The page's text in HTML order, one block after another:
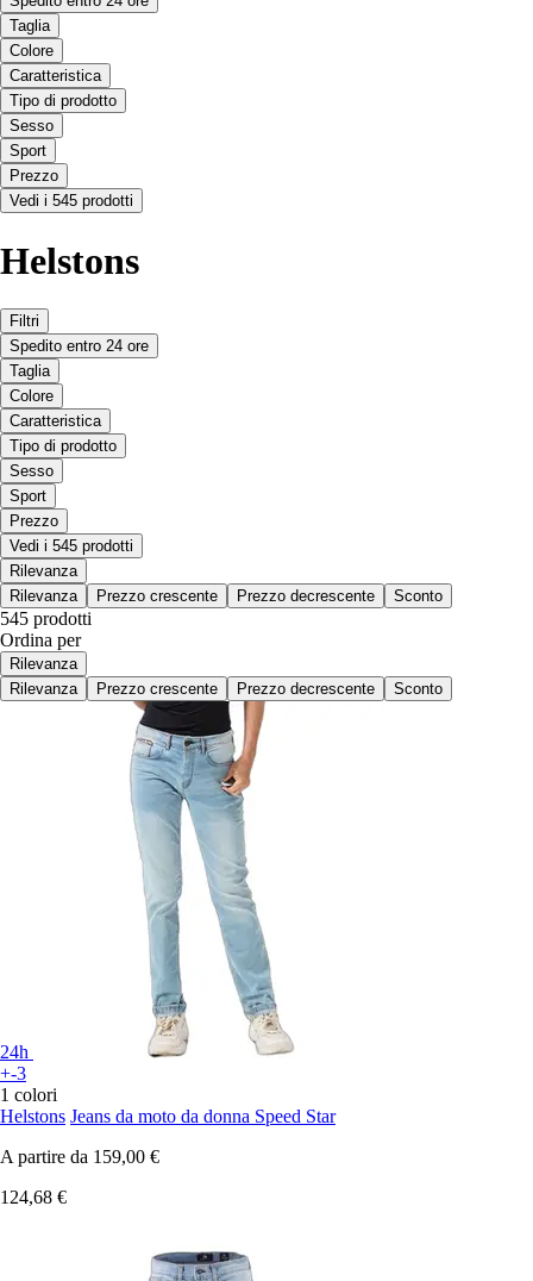
Taglia
Colore
Caratteristica
Tipo di prodotto
Sesso
Sport
Prezzo
Vedi i 545 prodotti
Helstons
Filtri
Spedito entro 24 ore
Taglia
Colore
Caratteristica
Tipo di prodotto
Sesso
Sport
Prezzo
Vedi i 545 prodotti
Rilevanza
Rilevanza
Prezzo crescente Prezzo decrescente Sconto
545 prodotti
Ordina per
Rilevanza
Rilevanza
Prezzo crescente Prezzo decrescente Sconto
24h
+-3
1 colori
Helstons Jeans da moto da donna Speed Star
A partire da 159,00 €
124,68 €